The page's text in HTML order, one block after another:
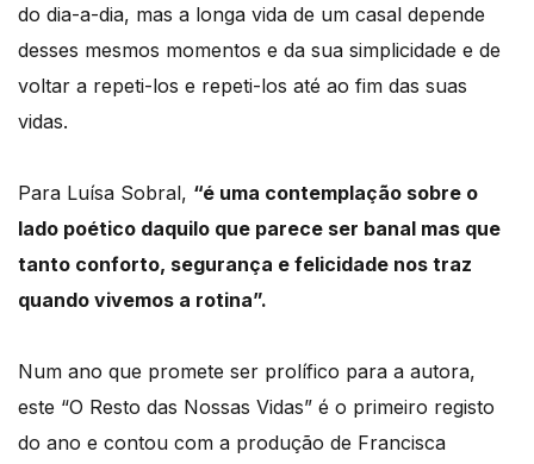
do dia-a-dia, mas a longa vida de um casal depende
desses mesmos momentos e da sua simplicidade e de
voltar a repeti-los e repeti-los até ao fim das suas
vidas.
Para Luísa Sobral, “é uma contemplação sobre o
lado poético daquilo que parece ser banal mas que
tanto conforto, segurança e felicidade nos traz
quando vivemos a rotina”.
Num ano que promete ser prolífico para a autora,
este “O Resto das Nossas Vidas” é o primeiro registo
do ano e contou com a produção de Francisca